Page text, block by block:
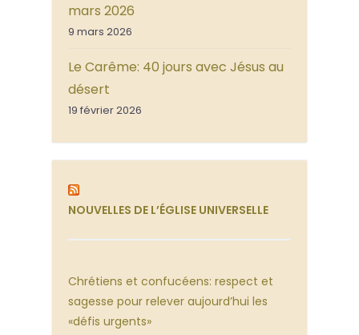
mars 2026
9 mars 2026
Le Carême: 40 jours avec Jésus au
désert
19 février 2026
NOUVELLES DE L’ÉGLISE UNIVERSELLE
Chrétiens et confucéens: respect et
sagesse pour relever aujourd’hui les
«défis urgents»